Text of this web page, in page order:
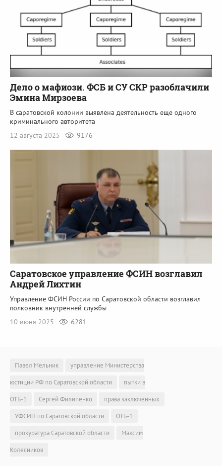
Дело о мафиози. ФСБ и СУ СКР разоблачили
Эмина Мирзоева
В саратовской колонии выявлена деятельность еще одного
криминального авторитета
12 августа 2025
9176
Саратовское управление ФСИН возглавил
Андрей Лихтин
Управление ФСИН России по Саратовской области возглавил
полковник внутренней службы
10 июня 2025
6281
Павел Мельник
управление Министерства
юстиции РФ по Саратовской области
пытки в
ОТБ-1
Сергей Филипенко
права заключенных
УФСИН по Саратовской области
ОТБ-1
прокуратура Саратовской области
Максим
Колесников